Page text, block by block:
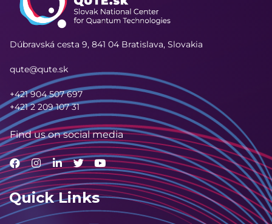
Dúbravská cesta 9, 841 04 Bratislava, Slovakia
qute@qute.sk
+421 904 507 697
+421 2 209 107 31
Find us on social media
Quick Links